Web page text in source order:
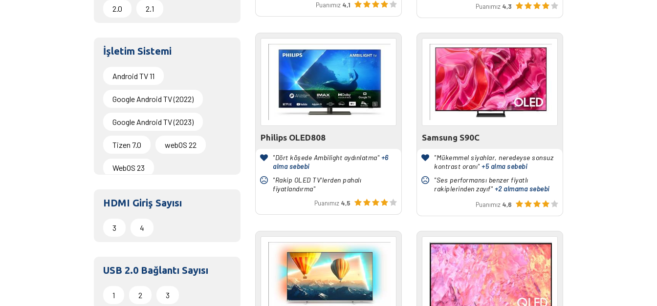
2.0 2.1
İşletim Sistemi
Android TV 11
Google Android TV (2022)
Google Android TV (2023)
Tizen 7.0 webOS 22
WebOS 23
HDMI Giriş Sayısı
3 4
USB 2.0 Bağlantı Sayısı
1 2 3
Puanımız 4,1 Puanımız 4,3
Philips OLED808
"Dört köşede Ambilight aydınlatma" +6
alma sebebi
"Rakip OLED TV'lerden pahalı
fiyatlandırma"
Puanımız 4,5
Samsung S90C
"Mükemmel siyahlar, neredeyse sonsuz
kontrast oranı" +5 alma sebebi
"Ses performansı benzer fiyatlı
rakiplerinden zayıf" +2 almama sebebi
Puanımız 4,6